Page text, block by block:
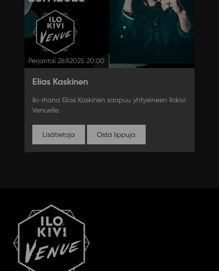
Perjantai 26.9.2025 20:00
Elias Kaskinen
Iki-ihana Elias Kaskinen saapuu yhtyeineen Ilokivi
Venuelle.
Lisätietoja Osta lippuja